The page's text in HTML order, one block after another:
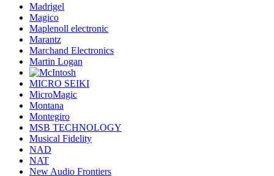
Madrigel
Magico
Maplenoll electronic
Marantz
Marchand Electronics
Martin Logan
MICRO SEIKI
MicroMagic
Montana
Montegiro
MSB TECHNOLOGY
Musical Fidelity
NAD
NAT
New Audio Frontiers